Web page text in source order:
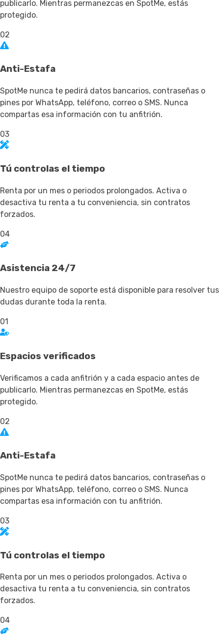
publicarlo. Mientras permanezcas en SpotMe, estás
protegido.
02
Anti-Estafa
SpotMe nunca te pedirá datos bancarios, contraseñas o
pines por WhatsApp, teléfono, correo o SMS. Nunca
compartas esa información con tu anfitrión.
03
Tú controlas el tiempo
Renta por un mes o periodos prolongados. Activa o
desactiva tu renta a tu conveniencia, sin contratos
forzados.
04
Asistencia 24/7
Nuestro equipo de soporte está disponible para resolver tus
dudas durante toda la renta.
01
Espacios verificados
Verificamos a cada anfitrión y a cada espacio antes de
publicarlo. Mientras permanezcas en SpotMe, estás
protegido.
02
Anti-Estafa
SpotMe nunca te pedirá datos bancarios, contraseñas o
pines por WhatsApp, teléfono, correo o SMS. Nunca
compartas esa información con tu anfitrión.
03
Tú controlas el tiempo
Renta por un mes o periodos prolongados. Activa o
desactiva tu renta a tu conveniencia, sin contratos
forzados.
04